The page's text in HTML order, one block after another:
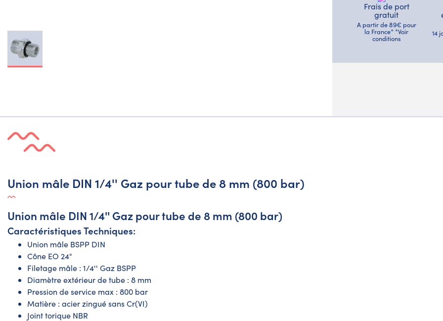
Frais de port
gratuit
A partir de 89€ pour
la France* *Voir
conditions
14
Union mâle DIN 1/4'' Gaz pour tube de 8 mm (800 bar)
Union mâle DIN 1/4'' Gaz pour tube de 8 mm (800 bar)
Caractéristiques Techniques:
Union mâle BSPP DIN
Cône EO 24°
Filetage mâle : 1/4'' Gaz BSPP
Diamètre extérieur de tube : 8 mm
Pression de service max : 800 bar
Matière : acier zingué sans Cr(VI)
Joint torique NBR